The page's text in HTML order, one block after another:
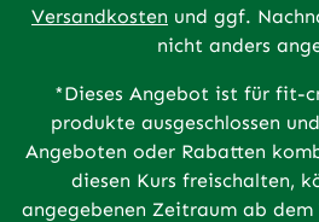
Versandkosten und ggf.
nicht anders
*Dieses Angebot ist für fit-
produkte ausgeschlossen
Angeboten oder Rabatten
diesen Kurs freischalten,
angegebenen Zeitraum ab